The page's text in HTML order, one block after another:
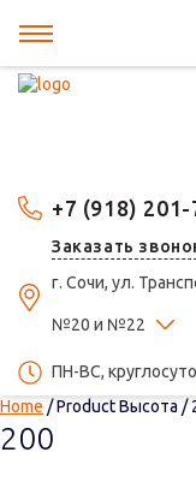
+7 (918)
Заказать
г. Сочи, ул.
№20 и №22
ПН-ВС,
Home / Product Высота /
200